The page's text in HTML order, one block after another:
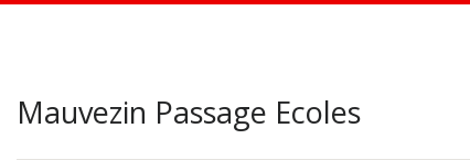
Mauvezin Passage Ecoles